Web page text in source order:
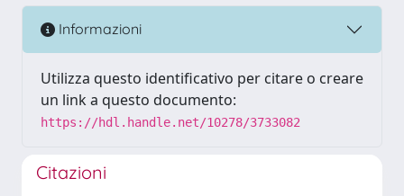
Informazioni
Utilizza questo identificativo per citare o creare
un link a questo documento:
https://hdl.handle.net/10278/3733082
Citazioni